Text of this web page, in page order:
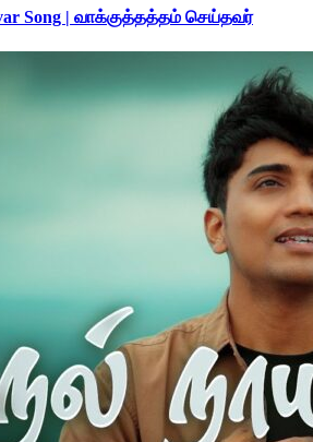
Song | வாக்குத்தத்தம் செய்தவர்